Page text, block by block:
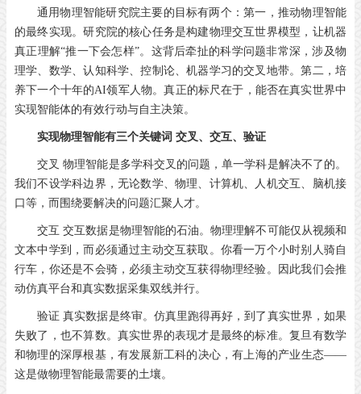
通用物理智能研究院主要的目标有两个：第一，推动物理智能
的最终实现。研究院的核心任务是构建物理交互世界模型，让机器
真正理解“推一下会怎样”。这背后牵扯的科学问题非常深，涉及物
理学、数学、认知科学、控制论、机器学习的交叉地带。第二，培
养下一个十年的AI领军人物。真正的标尺在于，能否在真实世界中
实现智能体的有效行动与自主决策。
实现物理智能有三个关键词 交叉、交互、验证
交叉 物理智能是多学科交叉的问题，单一学科是解决不了的。
我们不设学科边界，无论数学、物理、计算机、人机交互、脑机接
口等，而围绕要解决的问题汇聚人才。
交互 交互数据是物理智能的石油。物理理解不可能仅从视频和
文本中学到，而必须通过主动交互获取。你看一万个小时别人骑自
行车，你还是不会骑，必须主动交互获得物理经验。因此我们会推
动仿真平台和真实数据采集双线并行。
验证 真实数据是终审。仿真里跑得再好，到了真实世界，如果
失败了，也不算数。真实世界的表现才是最终的标准。复旦有数学
和物理的深厚根基，有发展新工科的决心，有上海的产业生态——
这是做物理智能最需要的土壤。